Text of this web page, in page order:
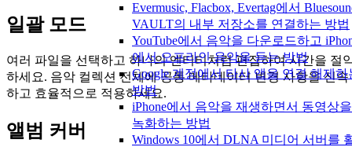
Evermusic, Flacbox, Evertag에서
VAULT의 내부 저장소를 연결하는 방법
YouTube에서 음악을 다운로드하고
에서 오프라인 음악을 듣는 방법
Google 계정에서 타사 앱을 연결 해제하
방법
iPhone에서 음악을 재생하면서 동영상을
녹화하는 방법
Windows 10에서 DLNA 미디어 서버를
일괄 모드
여러 파일을 선택하고 하나의 엔티티처럼 편집하여 시간을 절
하세요. 음악 컬렉션 전체에 공통 메타데이터 변경 사항을 신속
하고 효율적으로 적용하세요.
앨범 커버